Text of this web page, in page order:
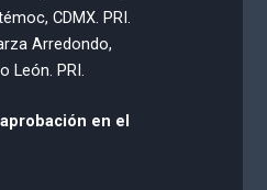
CDMX. PRI.
Arredondo,
León. PRI.
en el